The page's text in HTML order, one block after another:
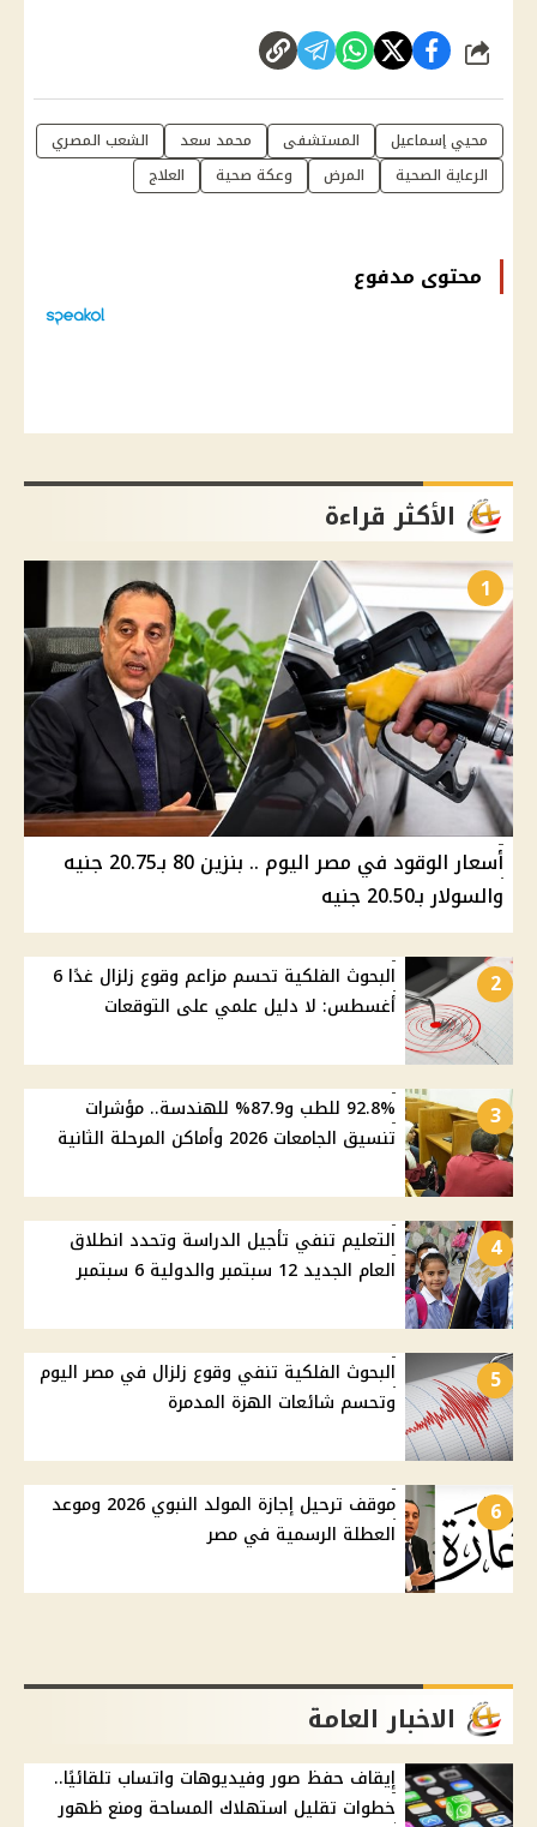
شارك
محيي إسماعيل المستشفى محمد سعد
الشعب المصري
الرعاية الصحية
المرض وعكة صحية العلاج
محتوى مدفوع
الأكثر قراءة
1
أسعار الوقود في مصر اليوم .. بنزين 80 بـ20.75 جنيه
والسولار بـ20.50 جنيه
2
البحوث الفلكية تحسم مزاعم وقوع زلزال غدًا 6
أغسطس: لا دليل علمي على التوقعات
3
92.8% للطب و87.9% للهندسة.. مؤشرات
تنسيق الجامعات 2026 وأماكن المرحلة الثانية
4
التعليم تنفي تأجيل الدراسة وتحدد انطلاق
العام الجديد 12 سبتمبر والدولية 6 سبتمبر
5
البحوث الفلكية تنفي وقوع زلزال في مصر اليوم
وتحسم شائعات الهزة المدمرة
6
موقف ترحيل إجازة المولد النبوي 2026 وموعد
العطلة الرسمية في مصر
الاخبار العامة
إيقاف حفظ صور وفيديوهات واتساب تلقائيًا..
خطوات تقليل استهلاك المساحة ومنع ظهور